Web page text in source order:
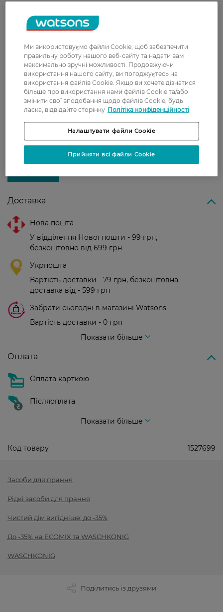
Склад:
Аніонні та неіоногенні ПАР,
полікарбоксилати, фосфонати, ензими,
ароматизатори, консерванти.
Об’єм:3.305 л
Країна-виробник:Польща
Рейтинг та відгуки
0
Доставка
Нова пошта
У відділення Нової пошти - 99 грн,
безкоштовно від 699 грн
Укрпошта
Вартість доставки - 79 грн, безкоштовна
доставка від - 599 грн
Забрати сьогодні в магазині Watsons
Вартість доставки - 0 грн
Показати більше
Оплата
Оплата карткою
Післяоплата
Показати більше
Код товару 1527699
Засоби для прання
Рідкі засоби для прання
Чистий дім вигідніше: до -35%
До -35% на ECOMIX та WASCHKONIG
WASCHKONIG
Поділитись із друзями
Ми використовуємо файли Cookie, щоб забезпечити
правильну роботу нашого веб-сайту та надати вам
максимально зручні можливості. Продовжуючи
використання нашого сайту, ви погоджуєтесь на
використання файлів Cookie. Якщо ви хочете дізнатися
більше про використання нами файлів Cookie та/або
змінити свої вподобання щодо файлів Cookie, будь
ласка, відвідайте сторінку Політіка конфіденційності
Налаштувати файли Cookie
Прийняти всі файли Cookie